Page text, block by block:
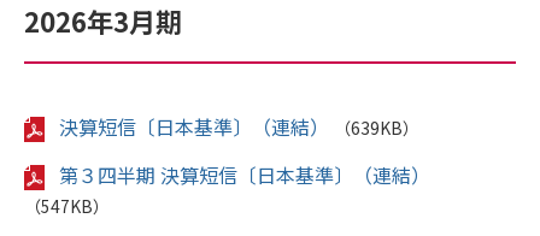
2026年3月期
決算短信〔日本基準〕（連結） （639KB）
第３四半期 決算短信〔日本基準〕（連結）
（547KB）